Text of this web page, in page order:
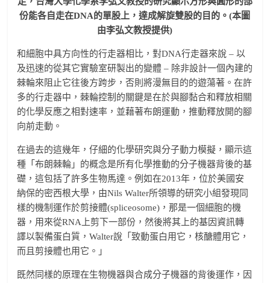
份能各自走在DNA的單股上，達成解旋雙股的目的。(本圖
由李弘文教授提供)
和細胞中具方向性的行走器相比，對DNA行走器來說 – 以
及迅速的從其它實驗室研製出的變體 – 除非設計一個內建的
棘輪來阻止它往後方跨步，否則將漫無目的的遊蕩著。在許
多的行走器中，棘輪控制的關鍵是在於與腳黏合和釋放相關
的化學反應之相對速率，並藉著布朗運動，推動釋放開的腳
向前走動。
在過去的這幾年，仔細的化學研究與分子動力模擬，顯示這
種「布朗棘輪」的概念是所有化學推動的分子機器背後的基
礎，這包括了許多生物馬達。例如在2013年，位於美國安
納保的密西根大學，由Nils Walter所領導的研究小組發現同
樣的機制運作於剪接體(spliceosome)，那是一個細胞的機
器，用來從RNA上剪下一部份，然後將其上的基因資訊轉
譯以製備蛋白質，Walter說「致動蛋白用它，核醣體用它，
而且剪接體也用它。」
既然同樣的原理在生物機器與合成分子機器的背後運作，因